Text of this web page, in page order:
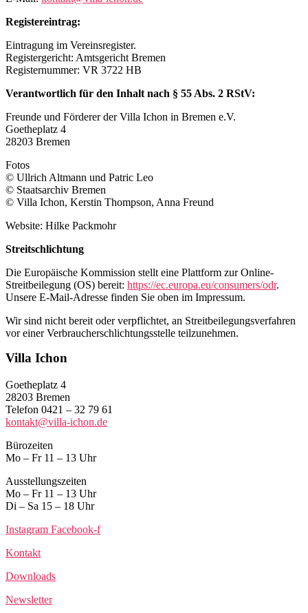
Registereintrag:
Eintragung im Vereinsregister.
Registergericht: Amtsgericht Bremen
Registernummer: VR 3722 HB
Verantwortlich für den Inhalt nach § 55 Abs. 2 RStV:
Freunde und Förderer der Villa Ichon in Bremen e.V.
Goetheplatz 4
28203 Bremen
Fotos
© Ullrich Altmann und Patric Leo
© Staatsarchiv Bremen
© Villa Ichon, Kerstin Thompson, Anna Freund
Website: Hilke Packmohr
Streitschlichtung
Die Europäische Kommission stellt eine Plattform zur Online-
Streitbeilegung (OS) bereit: https://ec.europa.eu/consumers/odr.
Unsere E-Mail-Adresse finden Sie oben im Impressum.
Wir sind nicht bereit oder verpflichtet, an Streitbeilegungsverfahren
vor einer Verbraucherschlichtungsstelle teilzunehmen.
Villa Ichon
Goetheplatz 4
28203 Bremen
Telefon 0421 – 32 79 61
kontakt@villa-ichon.de
Bürozeiten
Mo – Fr 11 – 13 Uhr
Ausstellungszeiten
Mo – Fr 11 – 13 Uhr
Di – Sa 15 – 18 Uhr
Instagram Facebook-f
Kontakt
Downloads
Newsletter